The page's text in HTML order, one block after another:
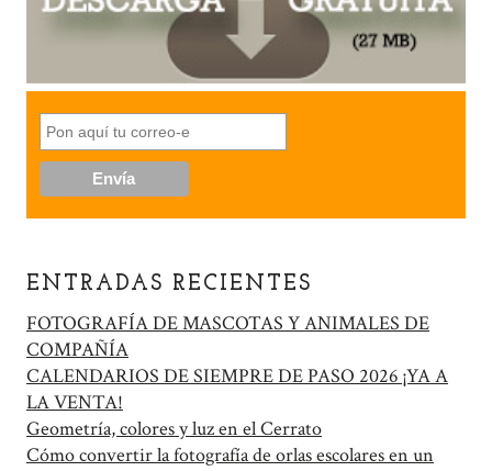
ENTRADAS RECIENTES
FOTOGRAFÍA DE MASCOTAS Y ANIMALES DE
COMPAÑÍA
CALENDARIOS DE SIEMPRE DE PASO 2026 ¡YA A
LA VENTA!
Geometría, colores y luz en el Cerrato
Cómo convertir la fotografía de orlas escolares en un